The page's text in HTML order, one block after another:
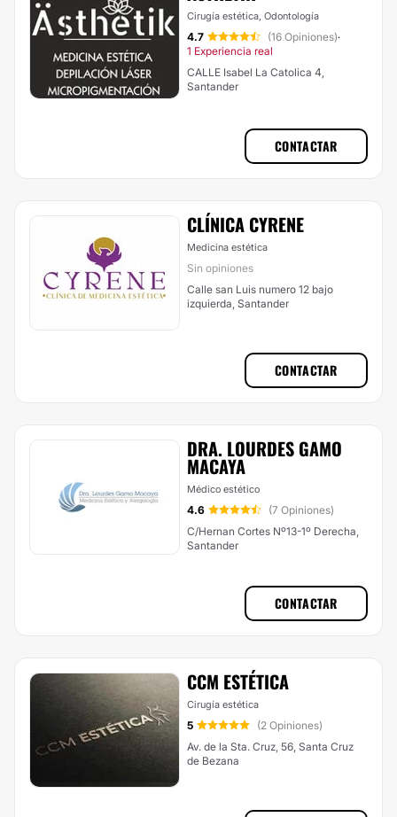
Cirugía estética, Odontología
4.7 (16 Opiniones)·
1 Experiencia real
CALLE Isabel La Catolica 4,
Santander
CONTACTAR
CLÍNICA CYRENE
Medicina estética
Sin opiniones
Calle san Luis numero 12 bajo
izquierda, Santander
CONTACTAR
DRA. LOURDES GAMO
MACAYA
Médico estético
4.6
(7 Opiniones)
C/Hernan Cortes Nº13-1º Derecha,
Santander
CONTACTAR
CCM ESTÉTICA
Cirugía estética
5
(2 Opiniones)
Av. de la Sta. Cruz, 56, Santa Cruz
de Bezana